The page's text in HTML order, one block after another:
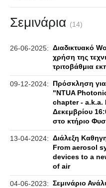
Σεμινάρια (14)
26-06-2025: Διαδικτυακό
χρήση της
τριτοβάθμια
09-12-2024:
Πρόσκληση
"NTUA
chapter - a.k.a.
Δεκεμβρίου
στο κτήριο
13-04-2024: Διάλεξη
From aerosol
devices to a
of air
04-06-2023: Σεμινάριο